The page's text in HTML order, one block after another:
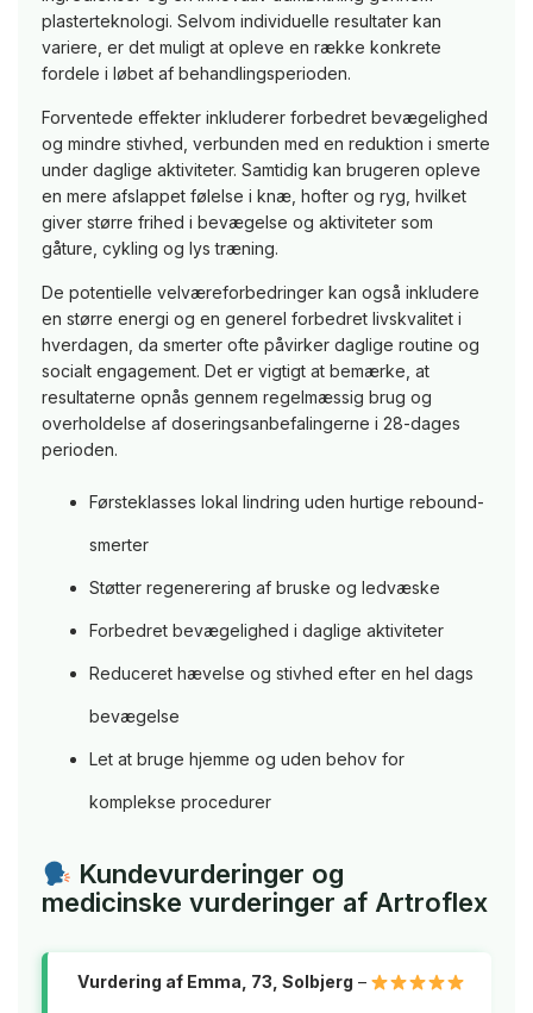
plasterteknologi. Selvom individuelle resultater kan
variere, er det muligt at opleve en række konkrete
fordele i løbet af behandlingsperioden.
Forventede effekter inkluderer forbedret bevægelighed
og mindre stivhed, verbunden med en reduktion i smerte
under daglige aktiviteter. Samtidig kan brugeren opleve
en mere afslappet følelse i knæ, hofter og ryg, hvilket
giver større frihed i bevægelse og aktiviteter som
gåture, cykling og lys træning.
De potentielle velværeforbedringer kan også inkludere
en større energi og en generel forbedret livskvalitet i
hverdagen, da smerter ofte påvirker daglige routine og
socialt engagement. Det er vigtigt at bemærke, at
resultaterne opnås gennem regelmæssig brug og
overholdelse af doseringsanbefalingerne i 28-dages
perioden.
Førsteklasses lokal lindring uden hurtige rebound-
smerter
Støtter regenerering af bruske og ledvæske
Forbedret bevægelighed i daglige aktiviteter
Reduceret hævelse og stivhed efter en hel dags
bevægelse
Let at bruge hjemme og uden behov for
komplekse procedurer
Kundevurderinger og
medicinske vurderinger af Artroflex
Vurdering af Emma, 73, Solbjerg –